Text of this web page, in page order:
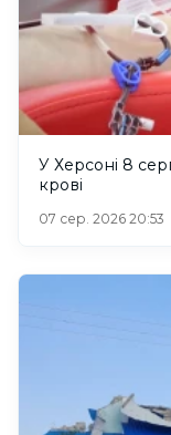
У Херсоні 8
крові
07 сер. 2026 20:53